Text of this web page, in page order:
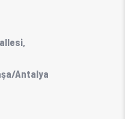
Antalya